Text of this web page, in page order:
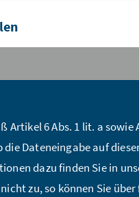
Artikel 6 Abs. 1 lit. a sowie
die Dateneingabe auf
dazu finden Sie in
zu, so können Sie